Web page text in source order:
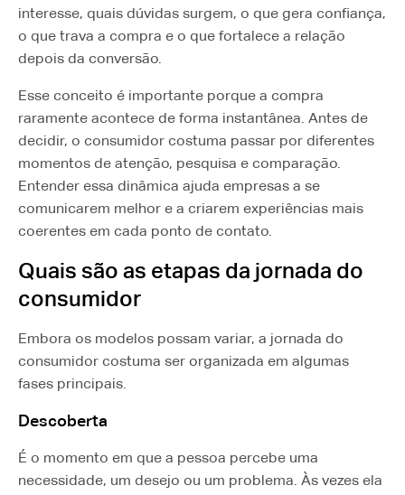
interesse, quais dúvidas surgem, o que gera confiança,
o que trava a compra e o que fortalece a relação
depois da conversão.
Esse conceito é importante porque a compra
raramente acontece de forma instantânea. Antes de
decidir, o consumidor costuma passar por diferentes
momentos de atenção, pesquisa e comparação.
Entender essa dinâmica ajuda empresas a se
comunicarem melhor e a criarem experiências mais
coerentes em cada ponto de contato.
Quais são as etapas da jornada do
consumidor
Embora os modelos possam variar, a jornada do
consumidor costuma ser organizada em algumas
fases principais.
Descoberta
É o momento em que a pessoa percebe uma
necessidade, um desejo ou um problema. Às vezes ela